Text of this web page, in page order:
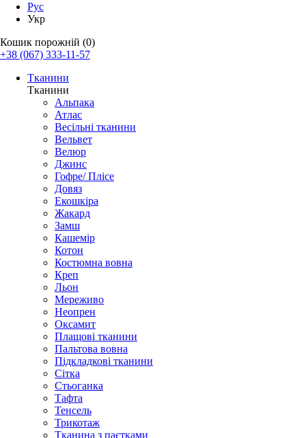
Рус
Укр
Кошик порожній (0)
+38 (067) 333-11-57
Тканини
Тканини
Альпака
Атлас
Весільні тканини
Вельвет
Велюр
Джинс
Гофре/ Плісе
Довяз
Екошкіра
Жакард
Замш
Кашемір
Котон
Костюмна вовна
Креп
Льон
Мереживо
Неопрен
Оксамит
Плащові тканини
Пальтова вовна
Підкладкові тканини
Сітка
Стьоганка
Тафта
Тенсель
Трикотаж
Тканина з паєтками